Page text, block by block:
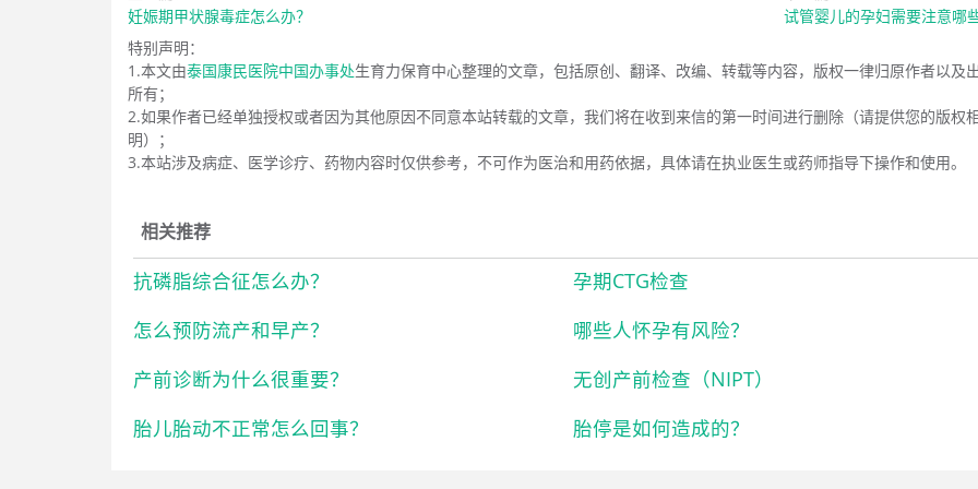
妊娠期甲状腺毒症怎么办？
试管婴儿的孕妇需要注意哪
特别声明：
1.本文由泰国康民医院中国办事处生育力保育中心整理的文章，包括原创、翻译、改编、转载等内容，版权一律归原作者以及
所有；
2.如果作者已经单独授权或者因为其他原因不同意本站转载的文章，我们将在收到来信的第一时间进行删除（请提供您的版权
明）；
3.本站涉及病症、医学诊疗、药物内容时仅供参考，不可作为医治和用药依据，具体请在执业医生或药师指导下操作和使用。
相关推荐
抗磷脂综合征怎么办？
孕期CTG检查
怎么预防流产和早产？
哪些人怀孕有风险？
产前诊断为什么很重要？
无创产前检查（NIPT）
胎儿胎动不正常怎么回事？
胎停是如何造成的？